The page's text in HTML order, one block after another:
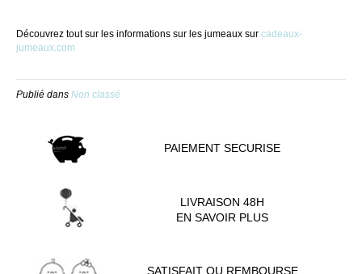
Découvrez tout sur les informations sur les jumeaux sur cadeaux-
jumeaux.com
Publié dans Non classé
PAIEMENT SECURISE
LIVRAISON 48H
EN SAVOIR PLUS
SATISFAIT OU REMBOURSE